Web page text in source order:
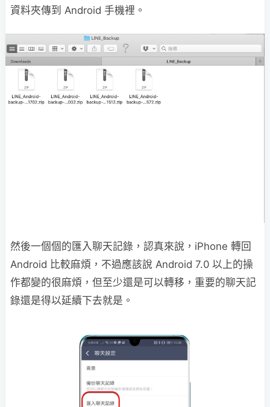
資料夾傳到 Android 手機裡。
然後一個個的匯入聊天記錄，認真來說，iPhone 轉回
Android 比較麻煩，不過應該說 Android 7.0 以上的操
作都變的很麻煩，但至少還是可以轉移，重要的聊天記
錄還是得以延續下去就是。